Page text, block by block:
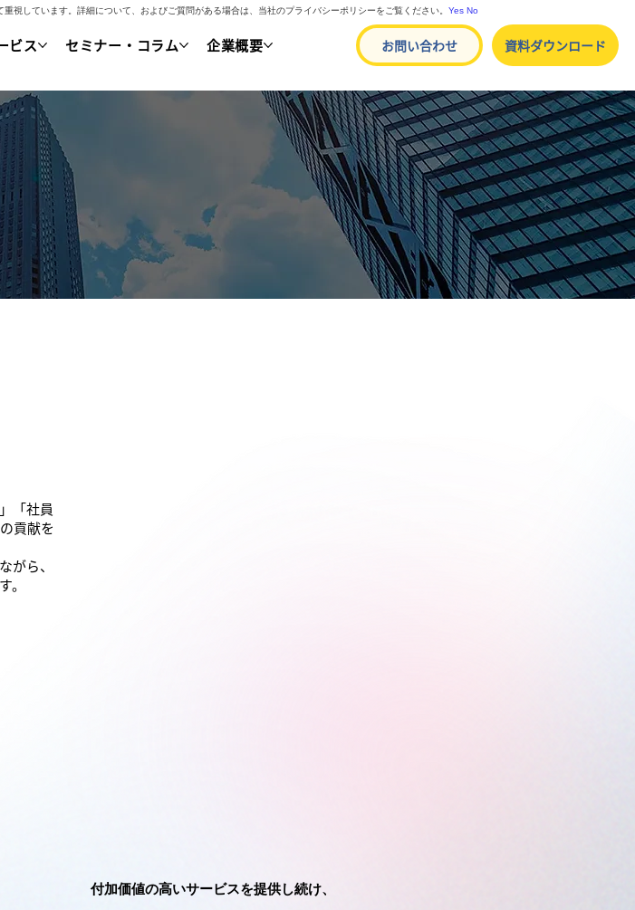
ビス セミナー・コラム 企業概要 お問い合わせ 資料ダウンロード
「社員
貢献を
がら、
。
付加価値の高いサービスを提供し続け、
しています。詳細について、およびご質問がある場合は、当社のプライバシーポリシーをご覧ください。 Yes No